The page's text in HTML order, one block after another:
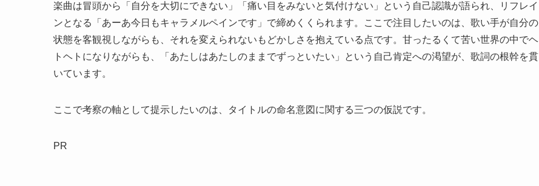
楽曲は冒頭から「自分を大切にできない」「痛い目をみないと気付けない」という自己認識が語られ、リフレイ
ンとなる「あーあ今日もキャラメルペインです」で締めくくられます。ここで注目したいのは、歌い手が自分の
状態を客観視しながらも、それを変えられないもどかしさを抱えている点です。甘ったるくて苦い世界の中でヘ
トヘトになりながらも、「あたしはあたしのままでずっといたい」という自己肯定への渇望が、歌詞の根幹を貫
いています。
ここで考察の軸として提示したいのは、タイトルの命名意図に関する三つの仮説です。
PR